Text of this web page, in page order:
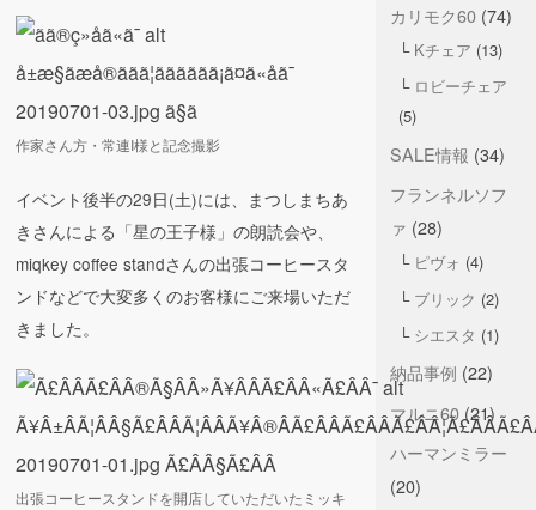
作家さん方・常連I様と記念撮影
イベント後半の29日(土)には、まつしまちあ
きさんによる「星の王子様」の朗読会や、
miqkey coffee standさんの出張コーヒースタ
ンドなどで大変多くのお客様にご来場いただ
きました。
出張コーヒースタンドを開店していただいたミッキ
カリモク60(74)
Kチェア (13)
ロビーチェア
(5)
SALE情報 (34)
フランネルソフ
ァ (28)
ピヴォ (4)
ブリック (2)
シエスタ (1)
納品事例 (22)
マルニ60(21)
ハーマンミラー
(20)